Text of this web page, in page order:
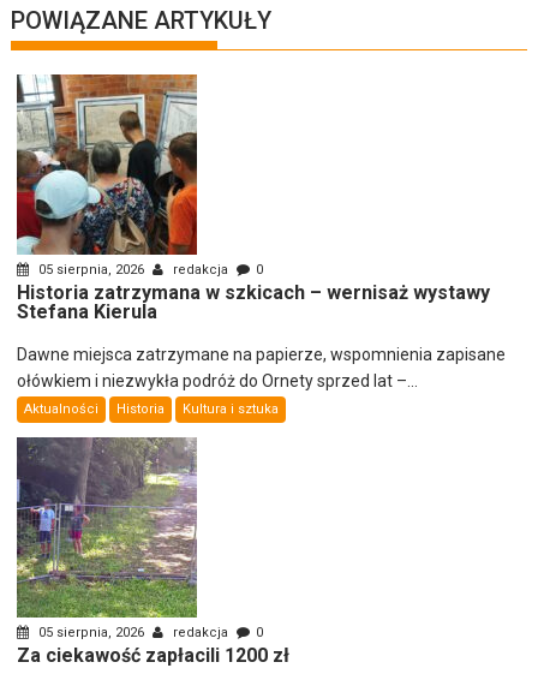
POWIĄZANE ARTYKUŁY
05 sierpnia, 2026 redakcja 0
Historia zatrzymana w szkicach – wernisaż wystawy
Stefana Kierula
Dawne miejsca zatrzymane na papierze, wspomnienia zapisane
ołówkiem i niezwykła podróż do Ornety sprzed lat –...
Aktualności Historia Kultura i sztuka
05 sierpnia, 2026 redakcja 0
Za ciekawość zapłacili 1200 zł